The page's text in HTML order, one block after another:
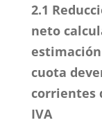
2.1
neto
cuota
corrientes
IVA